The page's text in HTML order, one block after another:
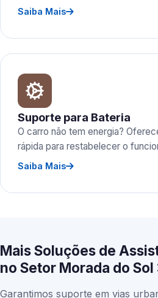
Saiba Mais
Suporte para Bateria
O carro não tem energia?
rápida para restabelecer o
Saiba Mais
Mais Soluções de
no Setor Morada do Sol
Garantimos suporte em vias